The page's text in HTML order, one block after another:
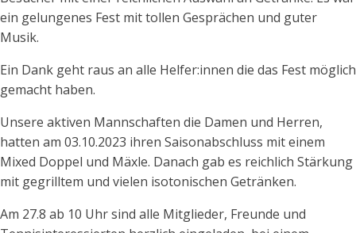
ein gelungenes Fest mit tollen Gesprächen und guter
Musik.
Ein Dank geht raus an alle Helfer:innen die das Fest möglich
gemacht haben.
Unsere aktiven Mannschaften die Damen und Herren,
hatten am 03.10.2023 ihren Saisonabschluss mit einem
Mixed Doppel und Mäxle. Danach gab es reichlich Stärkung
mit gegrilltem und vielen isotonischen Getränken.
Am 27.8 ab 10 Uhr sind alle Mitglieder, Freunde und